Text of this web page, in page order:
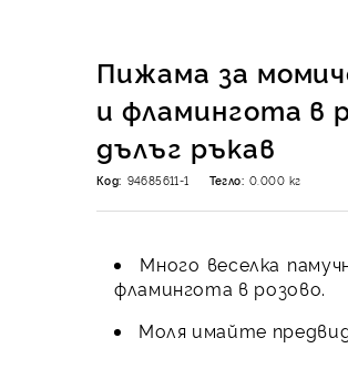
Пижама за
и фламингота в
дълъг ръкав
Код: 94685611-1 Тегло: 0.000 кг
Много веселка
фламингота в розово.
Моля имайте